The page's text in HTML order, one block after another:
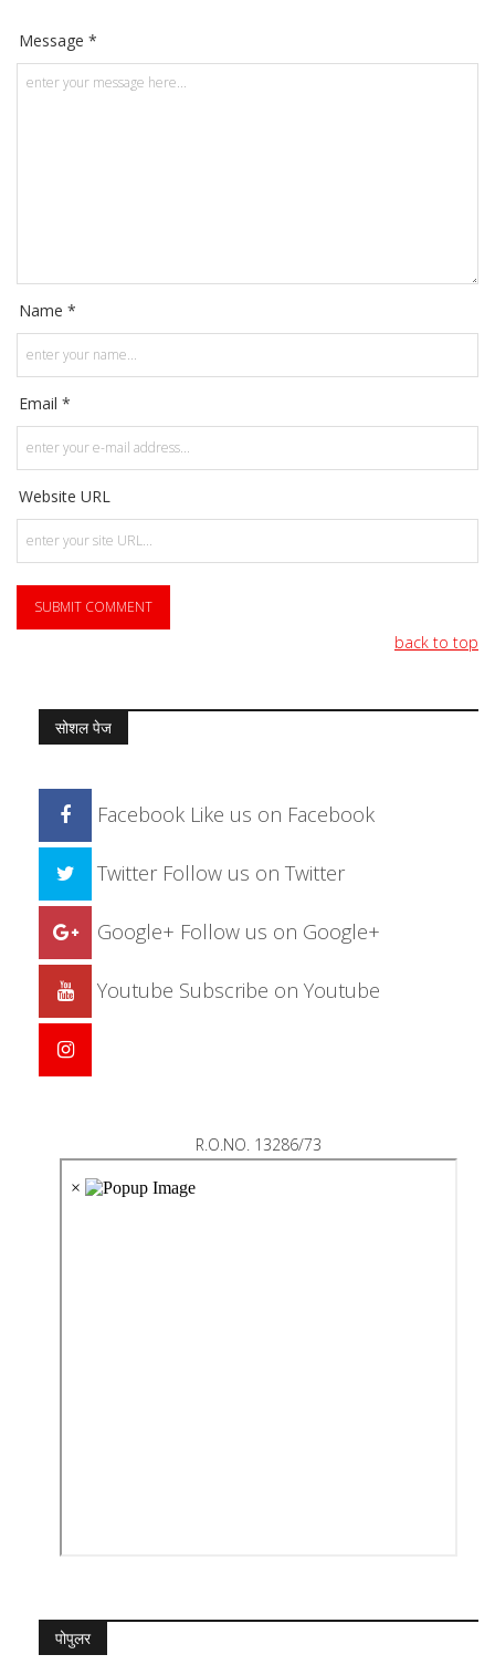
Message *
Name *
Email *
Website URL
back to top
सोशल पेज
Facebook Like us on Facebook
Twitter Follow us on Twitter
Google+ Follow us on Google+
Youtube Subscribe on Youtube
R.O.NO. 13286/73
पोपुलर